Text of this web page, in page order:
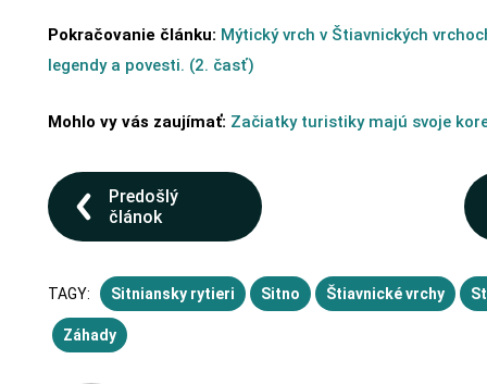
Pokračovanie článku: Mýtický vrch v Štiavnických
legendy a povesti. (2. časť)
Mohlo vy vás zaujímať: Začiatky turistiky majú svoje
Predošlý
článok
TAGY: Sitniansky rytieri Sitno Štiavnické vrchy
Záhady